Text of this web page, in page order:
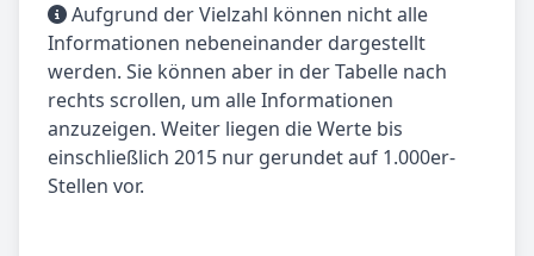
Aufgrund der Vielzahl können nicht alle
Informationen nebeneinander dargestellt
werden. Sie können aber in der Tabelle nach
rechts scrollen, um alle Informationen
anzuzeigen. Weiter liegen die Werte bis
einschließlich 2015 nur gerundet auf 1.000er-
Stellen vor.